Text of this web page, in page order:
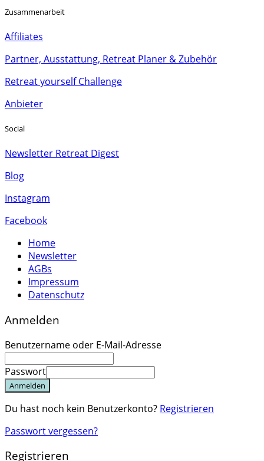
Zusammenarbeit
Affiliates
Partner, Ausstattung, Retreat Planer & Zubehör
Retreat yourself Challenge
Anbieter
Social
Newsletter Retreat Digest
Blog
Instagram
Facebook
Home
Newsletter
AGBs
Impressum
Datenschutz
Anmelden
Benutzername oder E-Mail-Adresse
Passwort
Anmelden
Du hast noch kein Benutzerkonto? Registrieren
Passwort vergessen?
Registrieren